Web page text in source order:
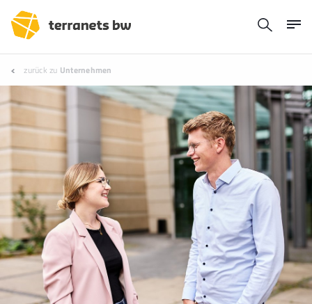
zurück zu Unternehmen